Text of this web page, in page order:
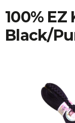
100%
Black/
e
t
e